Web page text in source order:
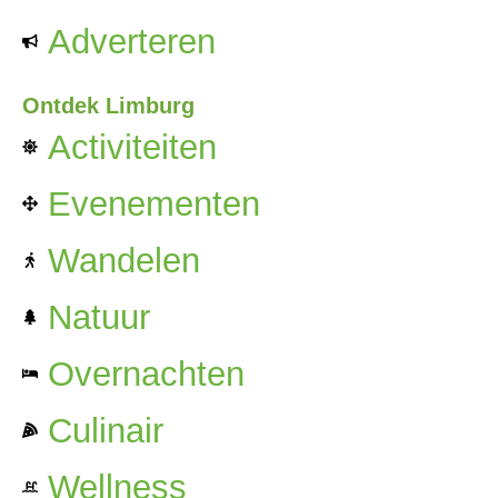
Adverteren
Ontdek Limburg
Activiteiten
Evenementen
Wandelen
Natuur
Overnachten
Culinair
Wellness